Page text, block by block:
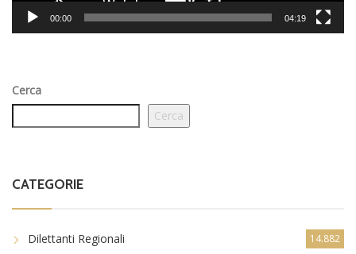
00:00 04:19
Cerca
Cerca
CATEGORIE
Dilettanti Regionali 14.882